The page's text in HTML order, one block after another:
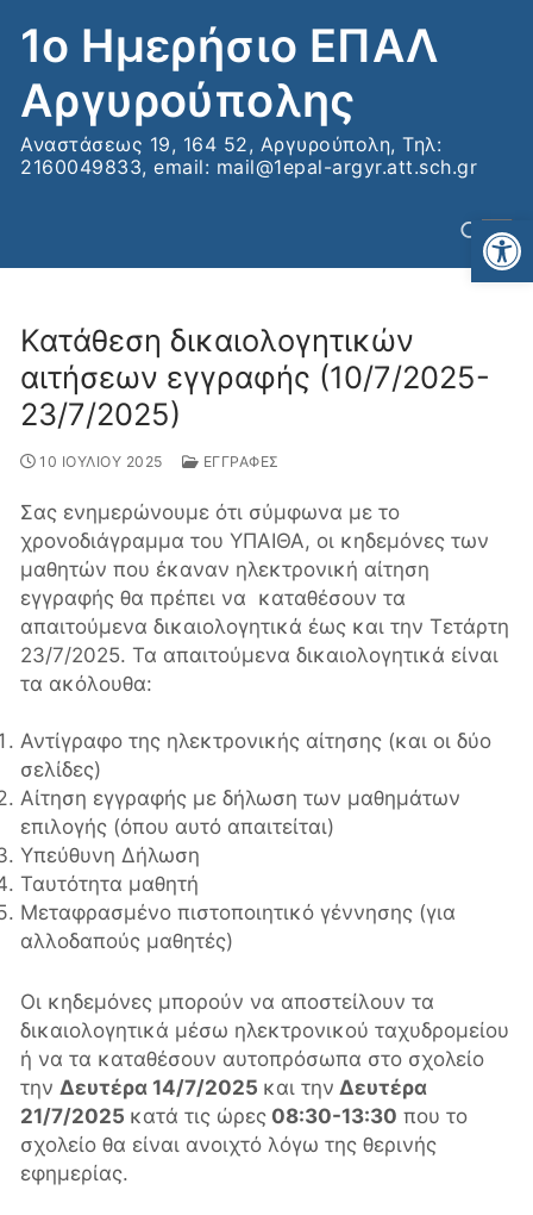
στο
περιεχόμενο
1ο Ημερήσιο ΕΠΑΛ
Αργυρούπολης
Αναστάσεως 19, 164 52, Αργυρούπολη, Τηλ:
2160049833, email: mail@1epal-argyr.att.sch.gr
Αναζήτηση για:
Κατάθεση δικαιολογητικών
αιτήσεων εγγραφής (10/7/2025-
23/7/2025)
10 ΙΟΥΛΙΟΥ 2025 ΕΓΓΡΑΦΕΣ
Σας ενημερώνουμε ότι σύμφωνα με το
χρονοδιάγραμμα του ΥΠΑΙΘΑ, οι κηδεμόνες των
μαθητών που έκαναν ηλεκτρονική αίτηση
εγγραφής θα πρέπει να καταθέσουν τα
απαιτούμενα δικαιολογητικά έως και την Τετάρτη
23/7/2025. Τα απαιτούμενα δικαιολογητικά είναι
τα ακόλουθα:
Αντίγραφο της ηλεκτρονικής αίτησης (και οι δύο
σελίδες)
Αίτηση εγγραφής με δήλωση των μαθημάτων
επιλογής (όπου αυτό απαιτείται)
Υπεύθυνη Δήλωση
Ταυτότητα μαθητή
Μεταφρασμένο πιστοποιητικό γέννησης (για
αλλοδαπούς μαθητές)
Οι κηδεμόνες μπορούν να αποστείλουν τα
δικαιολογητικά μέσω ηλεκτρονικού ταχυδρομείου
ή να τα καταθέσουν αυτοπρόσωπα στο σχολείο
την Δευτέρα 14/7/2025 και την Δευτέρα
21/7/2025 κατά τις ώρες 08:30-13:30 που το
σχολείο θα είναι ανοιχτό λόγω της θερινής
εφημερίας.